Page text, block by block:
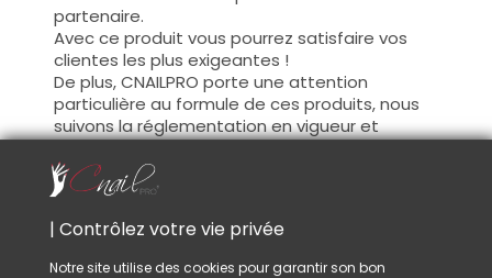
partenaire.
Avec ce produit vous pourrez satisfaire vos
clientes les plus exigeantes !
De plus, CNAILPRO porte une attention
particulière au formule de ces produits, nous
suivons la réglementation en vigueur et
garantissons la conformité de nos produits.
Ceci pour garantir une sécurité d'utilisation
optimale.
| Contrôlez votre vie privée
Notre site utilise des cookies pour garantir son bon